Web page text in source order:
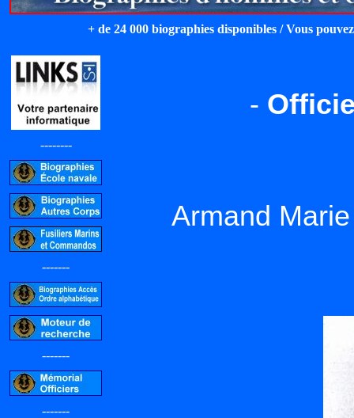
+ de 24 000 biographies disponibles / Vous
--------
-------
-------
-------
-
Armand